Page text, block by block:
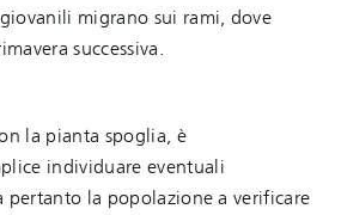
migrano sui rami, dove
successiva.
la pianta spoglia, è
individuare eventuali
pertanto la popolazione a verificare